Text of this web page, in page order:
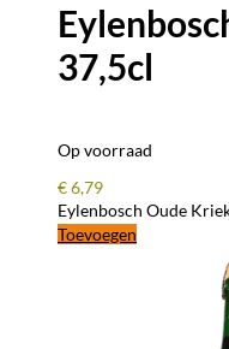
37,5cl
Op voorraad
€6,79
Eylenbosch Oude
Toevoegen